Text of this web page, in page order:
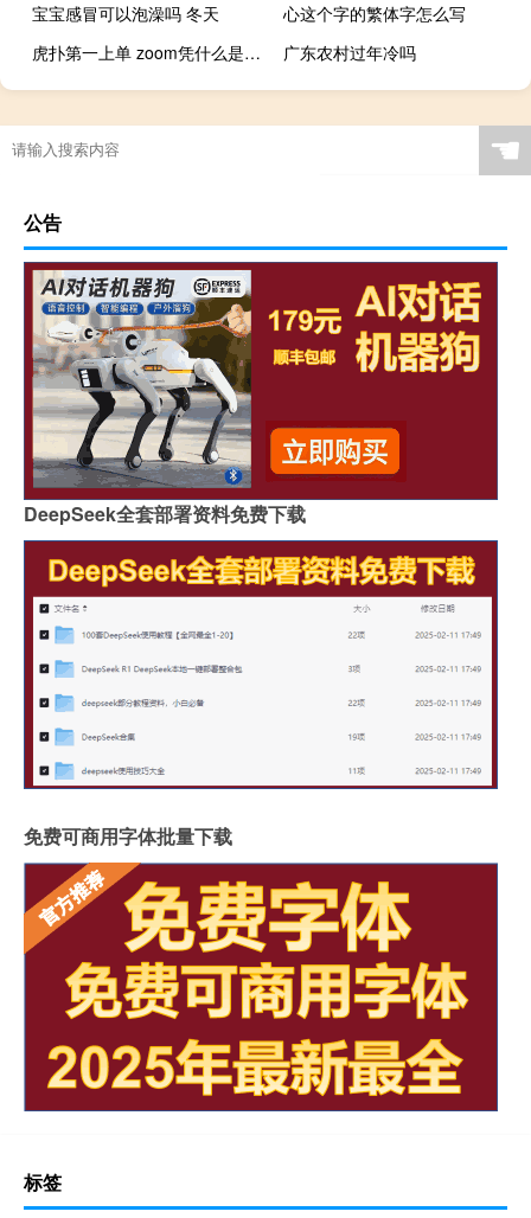
宝宝感冒可以泡澡吗 冬天
心这个字的繁体字怎么写
虎扑第一上单 zoom凭什么是虎一上什么梗
广东农村过年冷吗
☚
公告
DeepSeek全套部署资料免费下载
免费可商用字体批量下载
标签